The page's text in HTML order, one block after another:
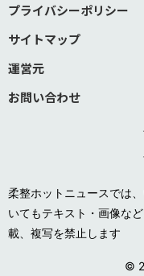
プライバシーポリシー
サイトマップ
運営元
お問い合わせ
柔整ホットニュースでは
いてもテキスト・画像な
載、複写を禁止します
©